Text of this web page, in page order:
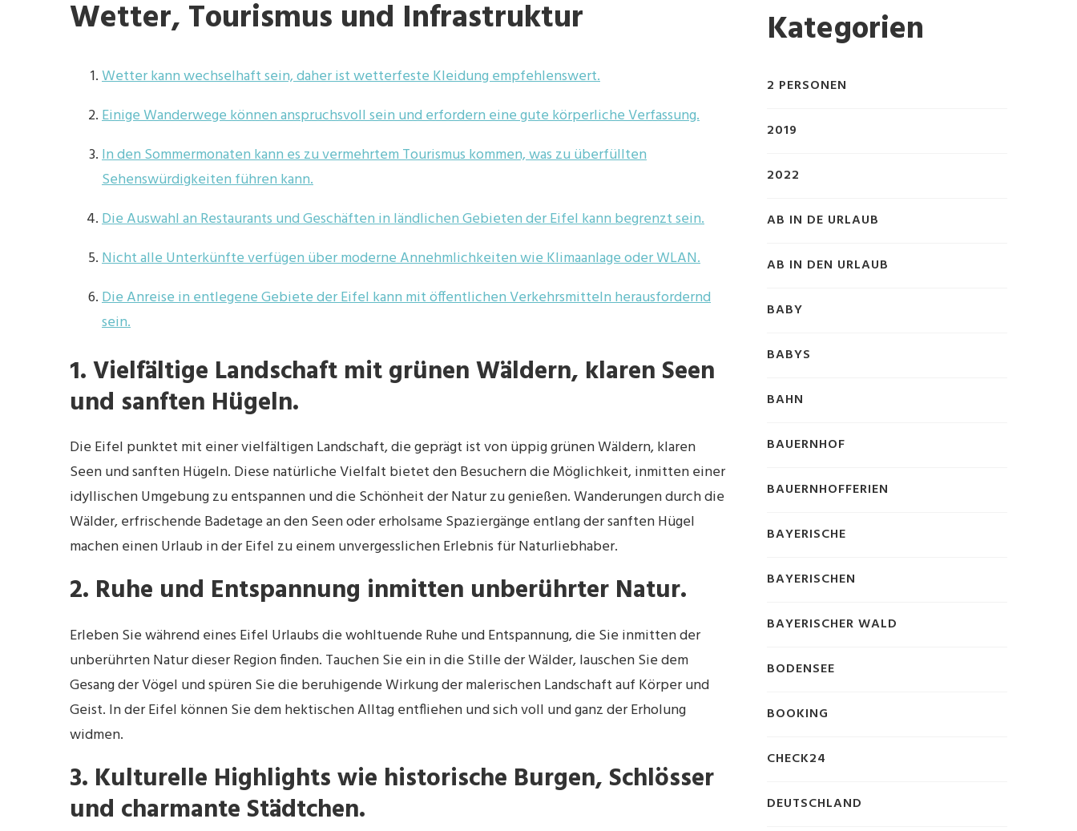
Wetter, Tourismus und Infrastruktur
Wetter kann wechselhaft sein, daher ist wetterfeste Kleidung empfehlenswert.
Einige Wanderwege können anspruchsvoll sein und erfordern eine gute körperliche Verfassung.
In den Sommermonaten kann es zu vermehrtem Tourismus kommen, was zu überfüllten
Sehenswürdigkeiten führen kann.
Die Auswahl an Restaurants und Geschäften in ländlichen Gebieten der Eifel kann begrenzt sein.
Nicht alle Unterkünfte verfügen über moderne Annehmlichkeiten wie Klimaanlage oder WLAN.
Die Anreise in entlegene Gebiete der Eifel kann mit öffentlichen Verkehrsmitteln herausfordernd
sein.
1. Vielfältige Landschaft mit grünen Wäldern, klaren Seen
und sanften Hügeln.
Die Eifel punktet mit einer vielfältigen Landschaft, die geprägt ist von üppig grünen Wäldern, klaren
Seen und sanften Hügeln. Diese natürliche Vielfalt bietet den Besuchern die Möglichkeit, inmitten einer
idyllischen Umgebung zu entspannen und die Schönheit der Natur zu genießen. Wanderungen durch die
Wälder, erfrischende Badetage an den Seen oder erholsame Spaziergänge entlang der sanften Hügel
machen einen Urlaub in der Eifel zu einem unvergesslichen Erlebnis für Naturliebhaber.
2. Ruhe und Entspannung inmitten unberührter Natur.
Erleben Sie während eines Eifel Urlaubs die wohltuende Ruhe und Entspannung, die Sie inmitten der
unberührten Natur dieser Region finden. Tauchen Sie ein in die Stille der Wälder, lauschen Sie dem
Gesang der Vögel und spüren Sie die beruhigende Wirkung der malerischen Landschaft auf Körper und
Geist. In der Eifel können Sie dem hektischen Alltag entfliehen und sich voll und ganz der Erholung
widmen.
3. Kulturelle Highlights wie historische Burgen, Schlösser
und charmante Städtchen.
Kategorien
2 PERSONEN
2019
2022
AB IN DE URLAUB
AB IN DEN URLAUB
BABY
BABYS
BAHN
BAUERNHOF
BAUERNHOFFERIEN
BAYERISCHE
BAYERISCHEN
BAYERISCHER WALD
BODENSEE
BOOKING
CHECK24
DEUTSCHLAND